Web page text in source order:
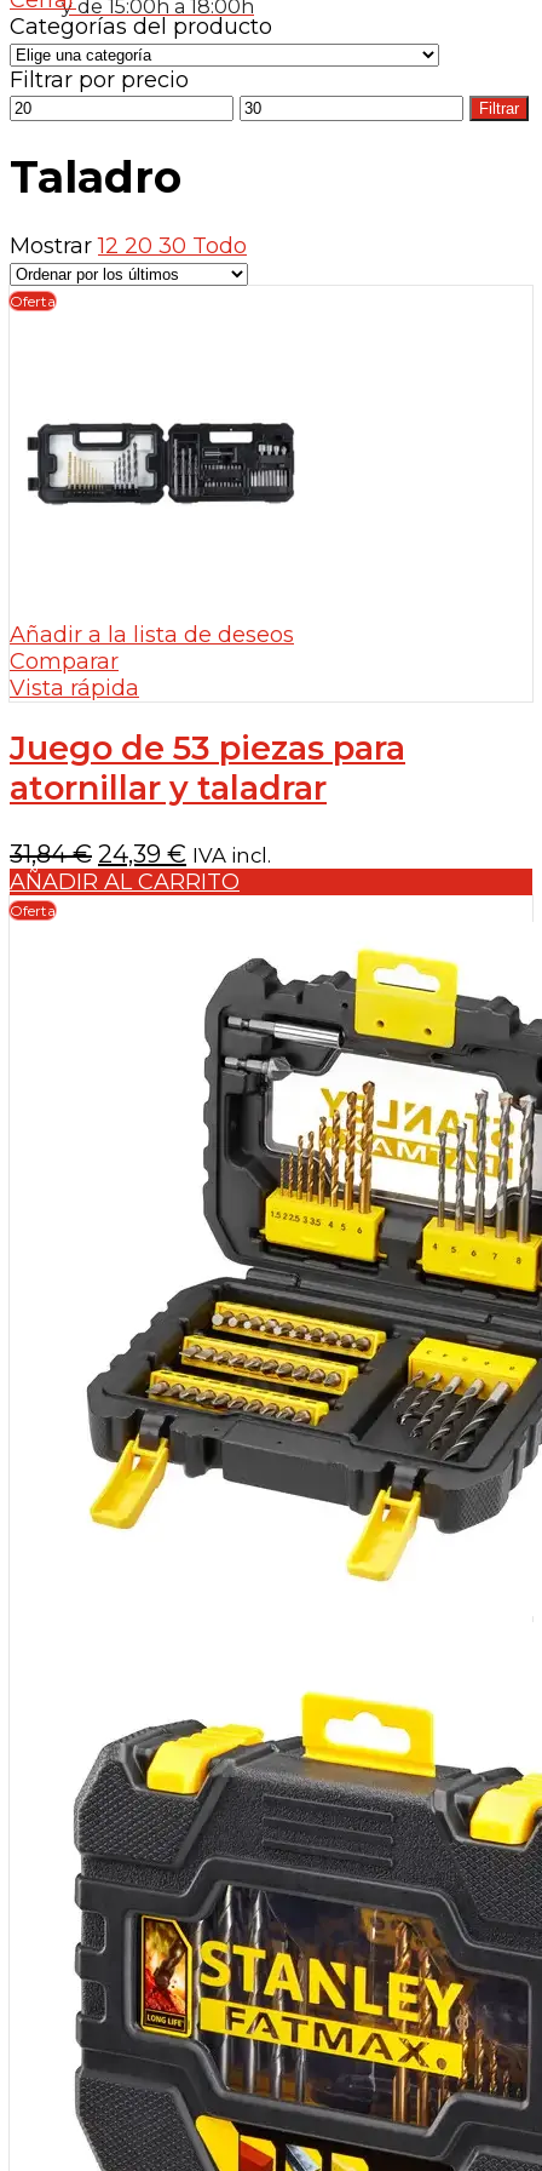
y de 15:00h a 18:00h
Categorías del producto
Filtrar por precio
Precio
Precio
Filtrar
Taladro
Mostrar12 20 30 Todo
Oferta
Añadir a la lista de deseos
Comparar
Vista rápida
Juego de 53 piezas para
atornillar y taladrar
31,84€ El
precio
24,39 € El
precio
24,39 €.
IVA incl.
AÑADIR AL CARRITO
Oferta